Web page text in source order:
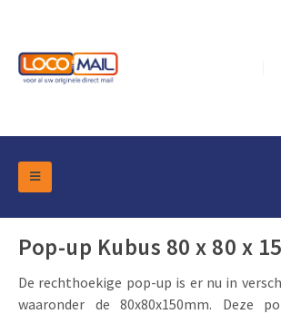
Pop-up Kubus 80 x 80 x
De rechthoekige pop-up is er nu in
waaronder de 80x80x150mm. Deze
DM Marketing Tools
Overzicht Categorieën
Pop-up Kubussen
Verpakkingen
Klepdoosjes
Branche
Gelegenheden